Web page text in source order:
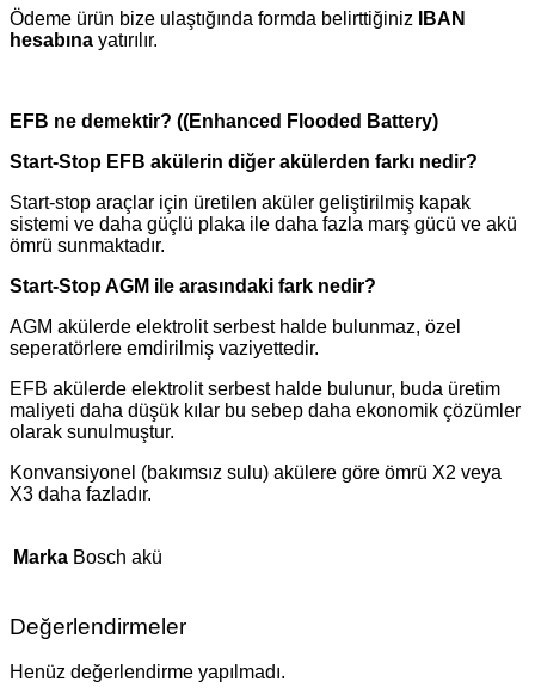
Ödeme ürün bize ulaştığında formda belirttiğiniz
IBAN
hesabına yatırılır.
EFB ne demektir? ((Enhanced Flooded Battery)
Start-Stop EFB akülerin diğer akülerden farkı nedir?
Start-stop araçlar için üretilen aküler geliştirilmiş kapak
sistemi ve daha güçlü plaka ile daha fazla marş gücü ve akü
ömrü sunmaktadır.
Start-Stop AGM ile arasındaki fark nedir?
AGM akülerde elektrolit serbest halde bulunmaz, özel
seperatörlere emdirilmiş vaziyettedir.
EFB akülerde elektrolit serbest halde bulunur, buda üretim
maliyeti daha düşük kılar bu sebep daha ekonomik çözümler
olarak sunulmuştur.
Konvansiyonel (bakımsız sulu) akülere göre ömrü X2 veya
X3 daha fazladır.
Marka Bosch akü
Değerlendirmeler
Henüz değerlendirme yapılmadı.